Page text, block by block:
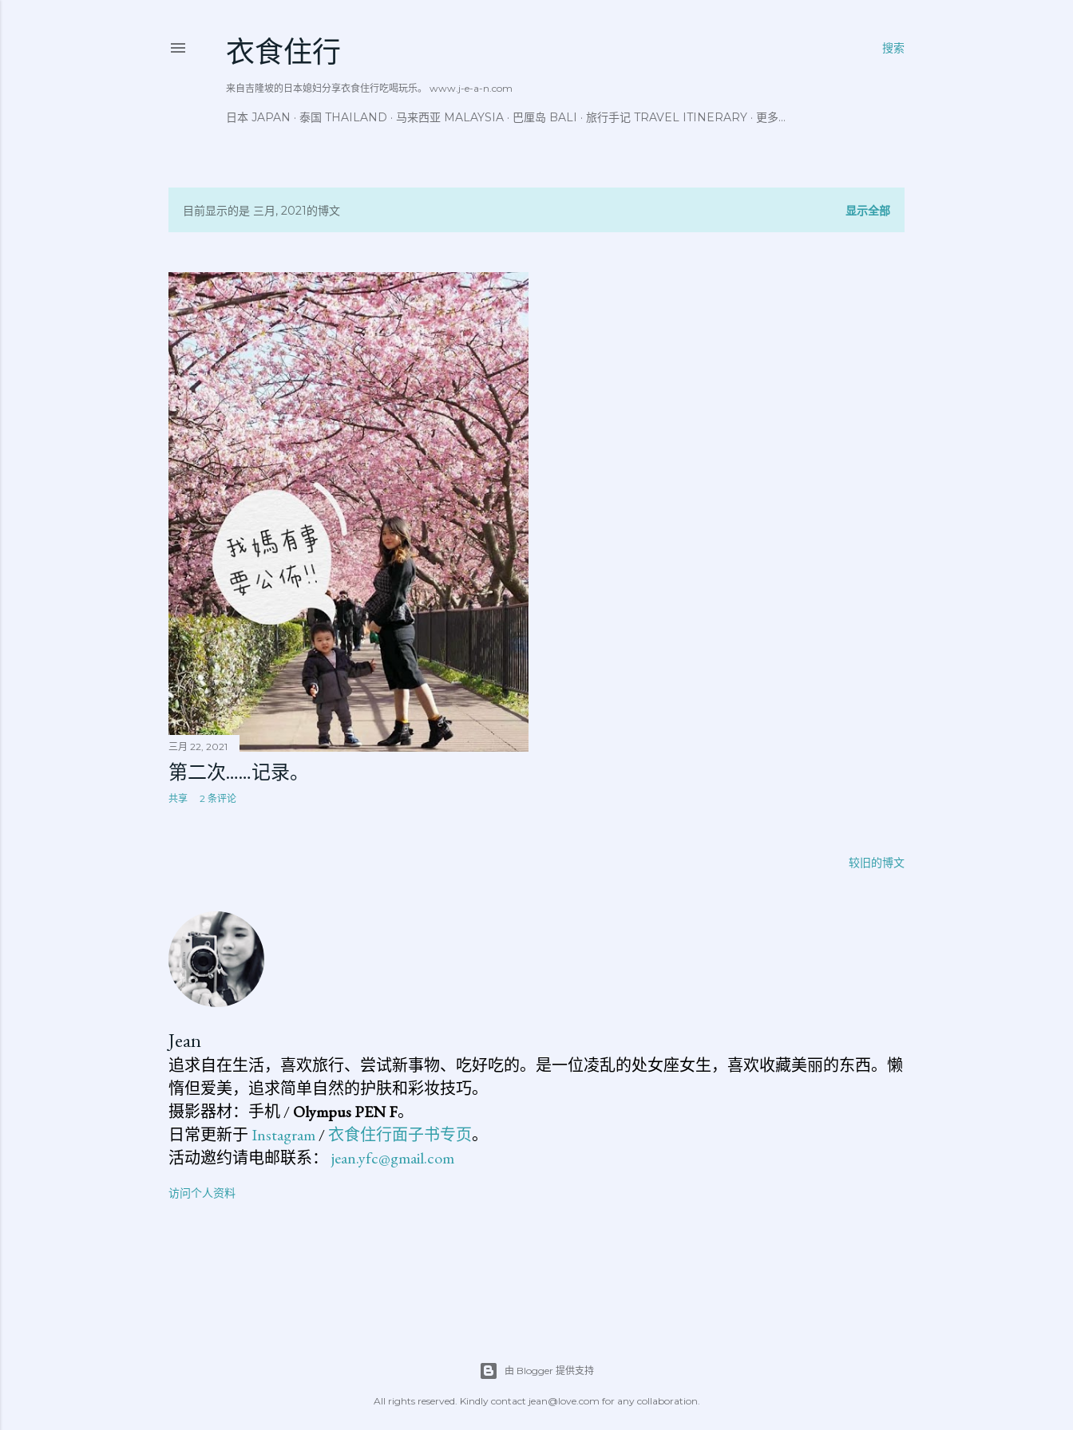
搜索
衣食住行
来自吉隆坡的日本媳妇分享衣食住行吃喝玩乐。 www.j-e-a-n.com
日本 JAPAN 泰国 THAILAND 马来西亚 MALAYSIA 巴厘岛 BALI 旅行手记 TRAVEL ITINERARY 更多…
博
目前显示的是 三月, 2021的博文 显示全部
三月 22, 2021
第二次……记录。
共享 2 条评论
较旧的博文
Jean
追求自在生活，喜欢旅行、尝试新事物、吃好吃的。是一位凌乱的处女座女生，喜欢收藏美丽的东西。懒
惰但爱美，追求简单自然的护肤和彩妆技巧。
摄影器材：手机 /Olympus PEN F。
日常更新于 Instagram/衣食住行面子书专页。
活动邀约请电邮联系： jean.yfc@gmail.com
访问个人资料
由 Blogger 提供支持
All rights reserved. Kindly contact jean@love.com for any collaboration.